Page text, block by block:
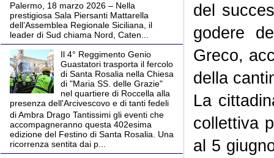
del
godere
Greco,
della
La
collettiva
al 5
Palermo, 18 marzo 2026 – Nella
prestigiosa Sala Piersanti Mattarella
dell’Assemblea Regionale Siciliana, il
leader di Sud chiama Nord, Caten...
Il 4° Reggimento Genio
Guastatori trasporta il fercolo
di Santa Rosalia nella Chiesa
di "Maria SS. delle Grazie"
nel quartiere di Roccella alla
presenza dell'Arcivescovo e di tanti fedeli
di Ambra Drago Tantissimi gli eventi che
accompagneranno questa 402esima
edizione del Festino di Santa Rosalia. Una
ricorrenza sentita dai p...